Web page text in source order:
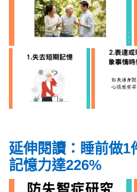
延伸閱讀：睡前做1
記憶力達226%